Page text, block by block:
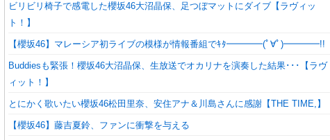
ビリビリ椅子で感電した櫻坂46大沼晶保、足つぼマットにダイブ【ラヴィッ
ト！】
【櫻坂46】マレーシア初ライブの模様が情報番組でｷﾀ━━━━(ﾟ∀ﾟ)━━━━!!
Buddiesも緊張！櫻坂46大沼晶保、生放送でオカリナを演奏した結果･･･【ラヴ
ィット！】
とにかく歌いたい櫻坂46松田里奈、安住アナ＆川島さんに感謝【THE TIME,】
【櫻坂46】藤吉夏鈴、ファンに衝撃を与える